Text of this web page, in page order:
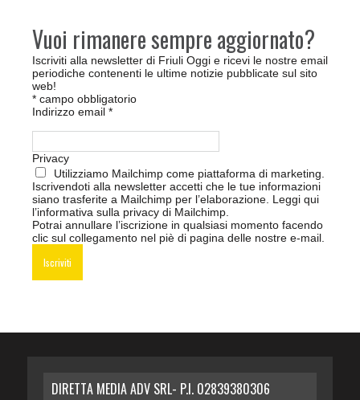
Vuoi rimanere sempre aggiornato?
Iscriviti alla newsletter di Friuli Oggi e ricevi le nostre email
periodiche contenenti le ultime notizie pubblicate sul sito
web!
* campo obbligatorio
Indirizzo email *
Privacy
Utilizziamo Mailchimp come piattaforma di marketing.
Iscrivendoti alla newsletter accetti che le tue informazioni
siano trasferite a Mailchimp per l’elaborazione. Leggi qui
l’informativa sulla privacy di Mailchimp
Potrai annullare l’iscrizione in qualsiasi momento facendo
clic sul collegamento nel piè di pagina delle nostre e-mail.
DIRETTA MEDIA ADV SRL- P.I. 02839380306